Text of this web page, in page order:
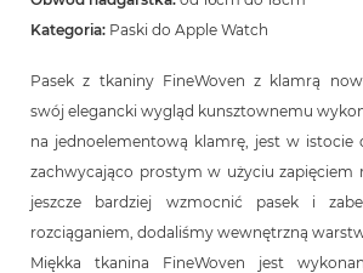
Kategoria: Paski do Apple Watch
Pasek z tkaniny FineWoven z klamrą
swój elegancki wygląd kunsztownemu
na jednoelementową klamrę, jest w istocie
zachwycająco prostym w użyciu zapięciem
jeszcze bardziej wzmocnić pasek i
rozciąganiem, dodaliśmy wewnętrzną
Miękka tkanina FineWoven jest